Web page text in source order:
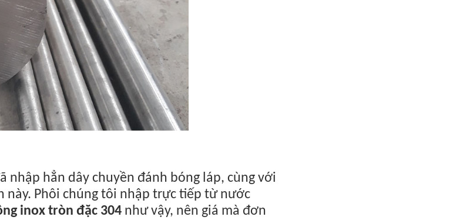
nhập hẳn dây chuyền đánh bóng láp, cùng với
này. Phôi chúng tôi nhập trực tiếp từ nước
inox tròn đặc 304 như vậy, nên giá mà đơn